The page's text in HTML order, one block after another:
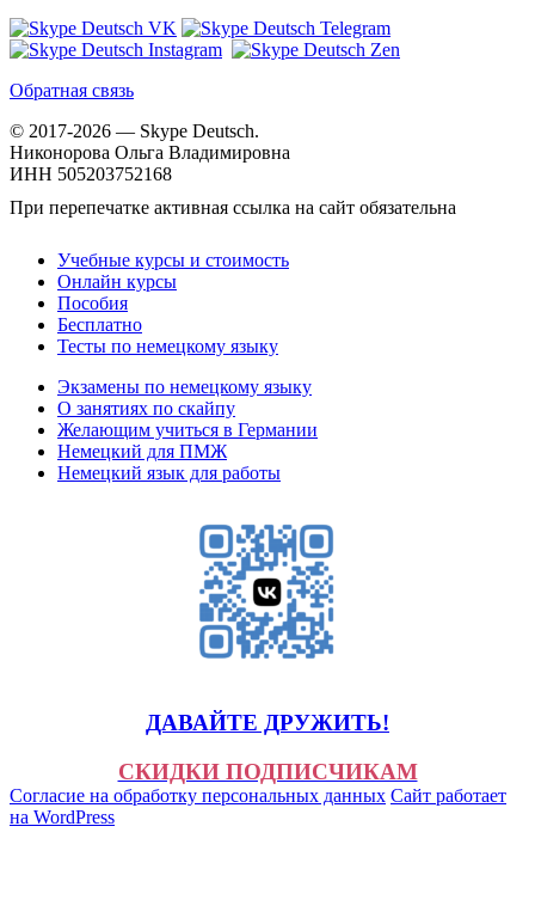
Обратная связь
© 2017-2026 — Skype Deutsch.
Никонорова Ольга Владимировна
ИНН 505203752168
При перепечатке активная ссылка на сайт обязательна
Учебные курсы и стоимость
Онлайн курсы
Пособия
Бесплатно
Тесты по немецкому языку
Экзамены по немецкому языку
О занятиях по скайпу
Желающим учиться в Германии
Немецкий для ПМЖ
Немецкий язык для работы
ДАВАЙТЕ ДРУЖИТЬ!
СКИДКИ ПОДПИСЧИКАМ
Согласие на обработку персональных данных Сайт работает
на WordPress